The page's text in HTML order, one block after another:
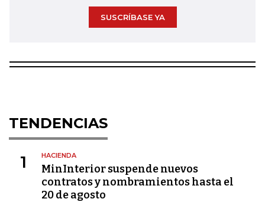
SUSCRÍBASE YA
TENDENCIAS
1 HACIENDA
MinInterior suspende nuevos
contratos y nombramientos hasta el
20 de agosto